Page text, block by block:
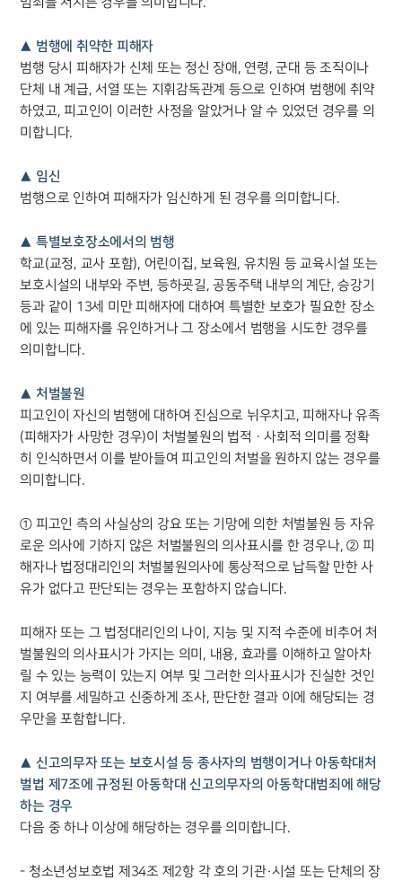
사례분석/최신동향
법률정보
법률지식인
고객후기
성범죄대응부 업무
구성원 소개
성범죄전문변호사
언론보도
공지사항
법률 블로그
세미나
대륜법률상담예약
▲ 범행에 취약한 피해자
범행 당시 피해자가 신체 또는 정신 장애, 연령, 군대 등 조직이나
단체 내 계급, 서열 또는 지휘감독관계 등으로 인하여 범행에 취약
하였고, 피고인이 이러한 사정을 알았거나 알 수 있었던 경우를 의
미합니다.
▲ 임신
범행으로 인하여 피해자가 임신하게 된 경우를 의미합니다.
▲ 특별보호장소에서의 범행
학교(교정, 교사 포함), 어린이집, 보육원, 유치원 등 교육시설 또는
보호시설의 내부와 주변, 등하굣길, 공동주택 내부의 계단, 승강기
등과 같이 13세 미만 피해자에 대하여 특별한 보호가 필요한 장소
에 있는 피해자를 유인하거나 그 장소에서 범행을 시도한 경우를
의미합니다.
▲ 처벌불원
피고인이 자신의 범행에 대하여 진심으로 뉘우치고, 피해자나 유족
(피해자가 사망한 경우)이 처벌불원의 법적ㆍ사회적 의미를 정확
히 인식하면서 이를 받아들여 피고인의 처벌을 원하지 않는 경우를
의미합니다.
① 피고인 측의 사실상의 강요 또는 기망에 의한 처벌불원 등 자유
로운 의사에 기하지 않은 처벌불원의 의사표시를 한 경우나, ② 피
해자나 법정대리인의 처벌불원의사에 통상적으로 납득할 만한 사
유가 없다고 판단되는 경우는 포함하지 않습니다.
피해자 또는 그 법정대리인의 나이, 지능 및 지적 수준에 비추어 처
벌불원의 의사표시가 가지는 의미, 내용, 효과를 이해하고 알아차
릴 수 있는 능력이 있는지 여부 및 그러한 의사표시가 진실한 것인
지 여부를 세밀하고 신중하게 조사, 판단한 결과 이에 해당되는 경
우만을 포함합니다.
▲ 신고의무자 또는 보호시설 등 종사자의 범행이거나 아동학대처
벌법 제7조에 규정된 아동학대 신고의무자의 아동학대범죄에 해당
하는 경우
다음 중 하나 이상에 해당하는 경우를 의미합니다.
- 청소년성보호법 제34조 제2항 각 호의 기관·시설 또는 단체의 장